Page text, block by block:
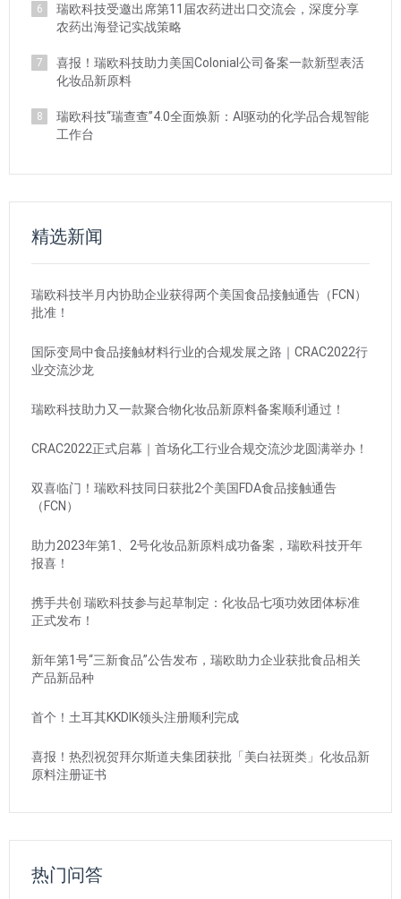
6
瑞欧科技受邀出席第11届农药进出口交流会，深度分享
农药出海登记实战策略
7
喜报！瑞欧科技助力美国Colonial公司备案一款新型表活
化妆品新原料
8
瑞欧科技“瑞查查”4.0全面焕新：AI驱动的化学品合规智能
工作台
精选新闻
瑞欧科技半月内协助企业获得两个美国食品接触通告（FCN）
批准！
国际变局中食品接触材料行业的合规发展之路｜CRAC2022行
业交流沙龙
瑞欧科技助力又一款聚合物化妆品新原料备案顺利通过！
CRAC2022正式启幕｜首场化工行业合规交流沙龙圆满举办！
双喜临门！瑞欧科技同日获批2个美国FDA食品接触通告
（FCN）
助力2023年第1、2号化妆品新原料成功备案，瑞欧科技开年
报喜！
携手共创 瑞欧科技参与起草制定：化妆品七项功效团体标准
正式发布！
新年第1号“三新食品”公告发布，瑞欧助力企业获批食品相关
产品新品种
首个！土耳其KKDIK领头注册顺利完成
喜报！热烈祝贺拜尔斯道夫集团获批「美白祛斑类」化妆品新
原料注册证书
热门问答